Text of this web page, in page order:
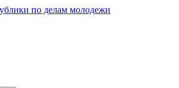
по делам молодежи